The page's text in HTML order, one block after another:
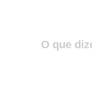
O que